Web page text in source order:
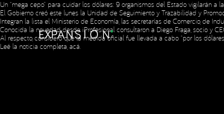
Un “mega cepo” para cuidar los dólares: 9 organismos del Estado vigilarán a
El Gobierno creó este lunes la Unidad de Seguimiento y Trazabilidad y
Integran la lista el Ministerio de Economía, las secretarías de Comercio, de
Conocida la novedad, desde iProfesional consultaron a Diego Fraga, socio y
Al respecto, consideró que la medida oficial fue llevada a cabo “por los
Leé la noticia completa, acá.
Copyright © 2023 Expansion.Todos los derechos reservados.Política